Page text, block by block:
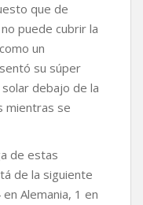
que de
puede cubrir la
un
su súper
debajo de la
mientras se
de estas
de la siguiente
Alemania, 1 en